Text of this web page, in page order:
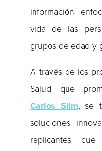
información
vida de las
grupos de edad y
A través de los
Salud que
Carlos Slim, se
soluciones
replicantes